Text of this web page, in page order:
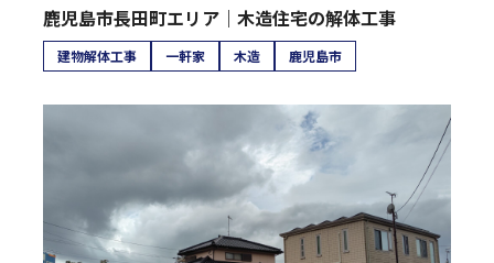
鹿児島市長田町エリア｜木造住宅の解体工事
建物解体工事 一軒家 木造 鹿児島市